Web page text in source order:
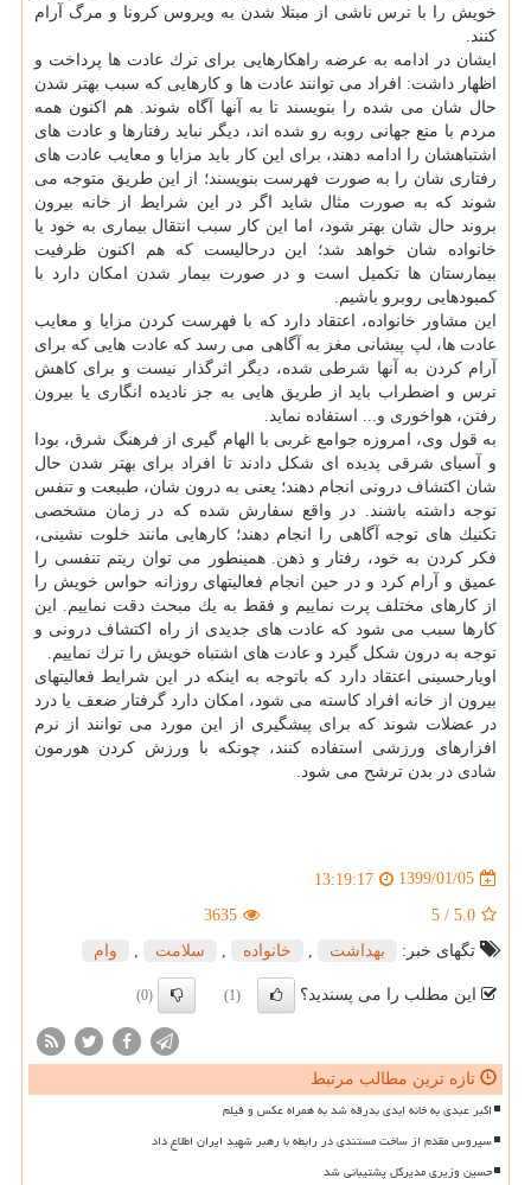
خویش را با ترس ناشی از مبتلا شدن به ویروس كرونا و مرگ آرام
كنند.
ایشان در ادامه به عرضه راهكارهایی برای ترك عادت ها پرداخت و
اظهار داشت: افراد می توانند عادت ها و كارهایی كه سبب بهتر شدن
حال شان می شده را بنویسند تا به آنها آگاه شوند. هم اكنون همه
مردم با منع جهانی روبه رو شده اند، دیگر نباید رفتارها و عادت های
اشتباهشان را ادامه دهند، برای این كار باید مزایا و معایب عادت های
رفتاری شان را به صورت فهرست بنویسند؛ از این طریق متوجه می
شوند كه به صورت مثال شاید اگر در این شرایط از خانه بیرون
بروند حال شان بهتر شود، اما این كار سبب انتقال بیماری به خود یا
خانواده شان خواهد شد؛ این درحالیست كه هم اكنون ظرفیت
بیمارستان ها تكمیل است و در صورت بیمار شدن امكان دارد با
كمبودهایی روبرو باشیم.
این مشاور خانواده، اعتقاد دارد كه با فهرست كردن مزایا و معایب
عادت ها، لپ پیشانی مغز به آگاهی می رسد كه عادت هایی كه برای
آرام كردن به آنها شرطی شده، دیگر اثرگذار نیست و برای كاهش
ترس و اضطراب باید از طریق هایی به جز نادیده انگاری یا بیرون
رفتن، هواخوری و... استفاده نماید.
به قول وی، امروزه جوامع غربی با الهام گیری از فرهنگ شرق، بودا
و آسیای شرقی پدیده ای شكل دادند تا افراد برای بهتر شدن حال
شان اكتشاف درونی انجام دهند؛ یعنی به درون شان، طبیعت و تنفس
توجه داشته باشند. در واقع سفارش شده كه در زمان مشخصی
تكنیك های توجه آگاهی را انجام دهند؛ كارهایی مانند خلوت نشینی،
فكر كردن به خود، رفتار و ذهن. همینطور می توان ریتم تنفسی را
عمیق و آرام كرد و در حین انجام فعالیتهای روزانه حواس خویش را
از كارهای مختلف پرت نماییم و فقط به یك مبحث دقت نماییم. این
كارها سبب می شود كه عادت های جدیدی از راه اكتشاف درونی و
توجه به درون شكل گیرد و عادت های اشتباه خویش را ترك نماییم.
اویارحسینی اعتقاد دارد كه باتوجه به اینكه در این شرایط فعالیتهای
بیرون از خانه افراد كاسته می شود، امكان دارد گرفتار ضعف یا درد
در عضلات شوند كه برای پیشگیری از این مورد می توانند از نرم
افزارهای ورزشی استفاده كنند، چونكه با ورزش كردن هورمون
شادی در بدن ترشح می شود.
1399/01/05
13:19:17
5.0
/
5
3635
تگهای خبر:
بهداشت خانواده سلامت وام
این مطلب را می پسندید؟ (1)
(0)
تازه ترین مطالب مرتبط
اکبر عبدی به خانه ابدی بدرقه شد به همراه عکس و فیلم
سیروس مقدم از ساخت مستندی در رابطه با رهبر شهید ایران اطلاع داد
حسین وزیری مدیرکل پشتیبانی شد